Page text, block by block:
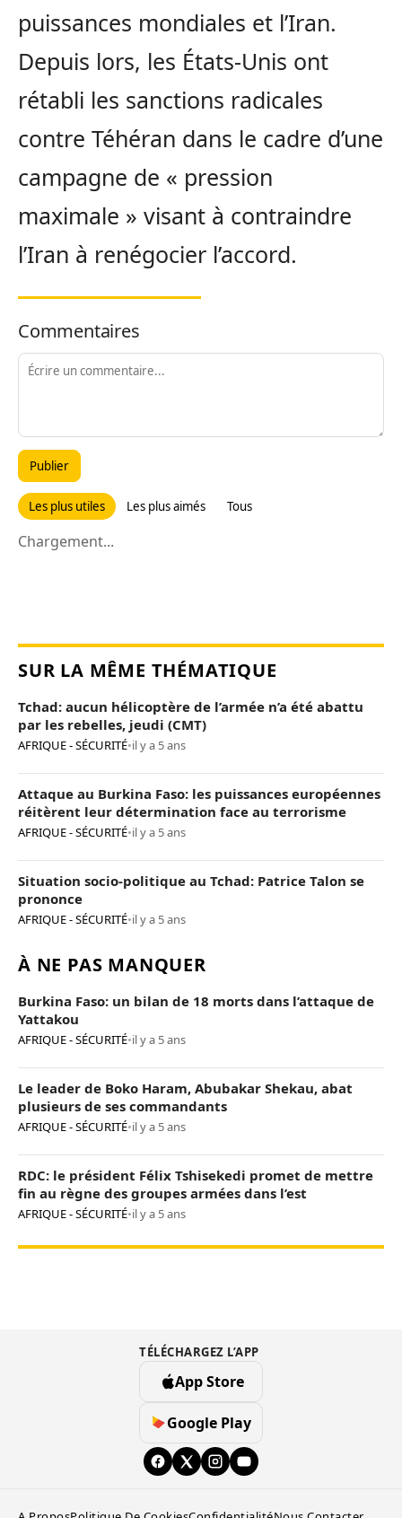
puissances mondiales et l’Iran.
Depuis lors, les États-Unis ont
rétabli les sanctions radicales
contre Téhéran dans le cadre d’une
campagne de « pression
maximale » visant à contraindre
l’Iran à renégocier l’accord.
Commentaires
Publier
Les plus utiles Les plus aimés Tous
Chargement...
SUR LA MÊME THÉMATIQUE
Tchad: aucun hélicoptère de l’armée n’a été abattu
par les rebelles, jeudi (CMT)
AFRIQUE - SÉCURITÉ•il y a 5 ans
Attaque au Burkina Faso: les puissances européennes
réitèrent leur détermination face au terrorisme
AFRIQUE - SÉCURITÉ•il y a 5 ans
Situation socio-politique au Tchad: Patrice Talon se
prononce
AFRIQUE - SÉCURITÉ•il y a 5 ans
À NE PAS MANQUER
Burkina Faso: un bilan de 18 morts dans l’attaque de
Yattakou
AFRIQUE - SÉCURITÉ•il y a 5 ans
Le leader de Boko Haram, Abubakar Shekau, abat
plusieurs de ses commandants
AFRIQUE - SÉCURITÉ•il y a 5 ans
RDC: le président Félix Tshisekedi promet de mettre
fin au règne des groupes armées dans l’est
AFRIQUE - SÉCURITÉ•il y a 5 ans
TÉLÉCHARGEZ L’APP
App Store
Google Play